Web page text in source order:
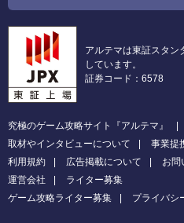
アルテマは東証スタン
しています。
証券コード：6578
究極のゲーム攻略サイト『アルテマ』
取材やインタビューについて
事業提
利用規約
広告掲載について お問
運営会社
ライター募集
ゲーム攻略ライター募集
プライバシ